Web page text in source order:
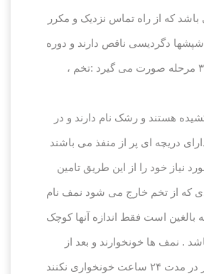
که از راه تماس نزدیک و مکرر
دگردیسی ناقص دارند و دوره
زندگی آنها طی ۳ مرحله صورت می گیرد :تخم ،
هستند و رشک نام دارند و در
دریچه ای پر از منفذ می باشند
نیاز خود را از این طریق تامین
که از تخم خارج می شود نمف نام
بالغین است فقط اندازه آنها کوچک
. نمف ها خونخوارند و بعد از
خروج از تخم اگر در مدت ۲۴ ساعت خونخواری نکنند